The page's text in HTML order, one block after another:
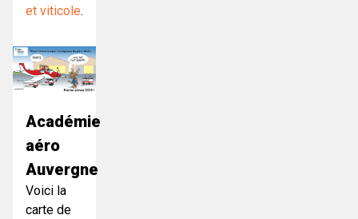
et viticole.
Académie
aéro
Auvergne
Voici la
carte de